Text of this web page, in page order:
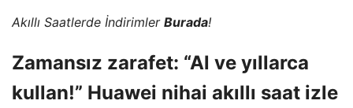
Akıllı Saatlerde İndirimler Burada!
Zamansız zarafet: “Al ve yıllarca
kullan!” Huawei nihai akıllı saat izle